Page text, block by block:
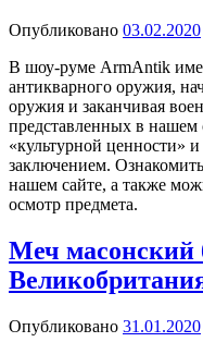
Опубликовано 03.02.2020
В шоу-руме ArmAntik
антикварного оружия,
оружия и заканчивая
представленных в нашем
«культурной ценности»
заключением.
нашем сайте, а также
осмотр предмета.
Меч масонский
Опубликовано 31.01.2020